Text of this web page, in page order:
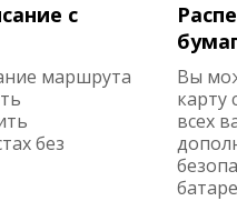
с
маршрута
без
Вы
карту
всех